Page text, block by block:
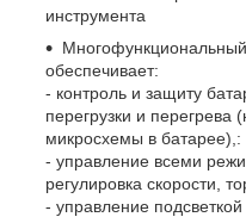
инструмента
обеспечивает:
- контроль и защиту
перегрузки и перегрева
микросхемы в батарее),:
- управление всеми
регулировка скорости,
- управление подсветкой